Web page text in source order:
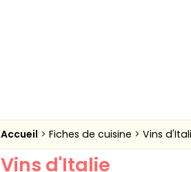
Accueil Fiches de cuisine Vins
Vins d'Italie